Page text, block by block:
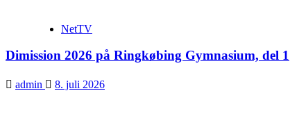
NetTV
Dimission 2026 på Ringkøbing Gymnasium, del 1
admin 8. juli 2026